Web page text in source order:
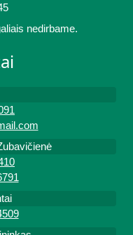
nedirbame.